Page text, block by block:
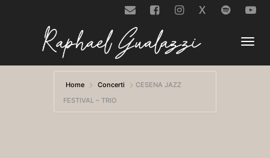
X
Home Concerti
CESENA JAZZ
FESTIVAL – TRIO